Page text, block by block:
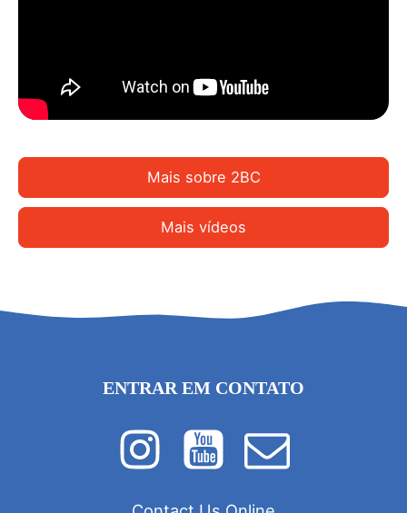
Mais sobre 2BC
Mais vídeos
ENTRAR EM CONTATO